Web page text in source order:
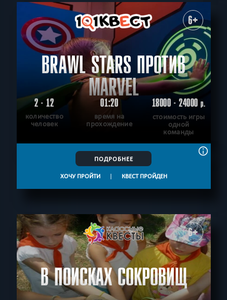
6+
BRAWL STARS ПРОТИВ
MARVEL
2 - 12
количество
человек
01:20
время на
прохождение
18000 - 24000р.
стоимость игры
одной
команды
ПОДРОБНЕЕ
ХОЧУ ПРОЙТИ | КВЕСТ ПРОЙДЕН
6+
В ПОИСКАХ СОКРОВИЩ